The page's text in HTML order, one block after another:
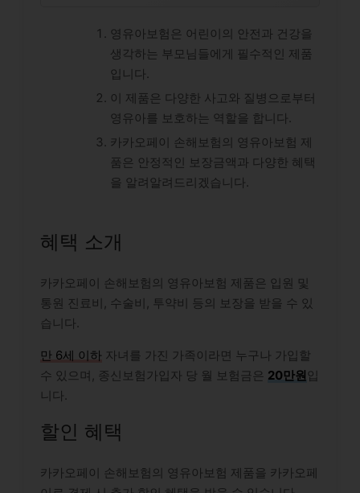
영유아보험은 어린이의 안전과 건강을
생각하는 부모님들에게 필수적인 제품
입니다.
이 제품은 다양한 사고와 질병으로부터
영유아를 보호하는 역할을 합니다.
카카오페이 손해보험의 영유아보험 제
품은 안정적인 보장금액과 다양한 혜택
을 알려알려드리겠습니다.
혜택 소개
카카오페이 손해보험의 영유아보험 제품은 입원 및
통원 진료비, 수술비, 투약비 등의 보장을 받을 수 있
습니다.
만 6세 이하 자녀를 가진 가족이라면 누구나 가입할
수 있으며, 종신보험가입자 당 월 보험금은 20만원입
니다.
할인 혜택
카카오페이 손해보험의 영유아보험 제품을 카카오페